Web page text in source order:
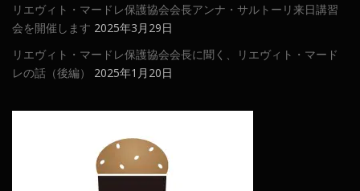
リエヴィト・マードレ保護協会会長アンナ・サルトーリ来日講習
会を開催します 2025年3月29日
リエヴィト・マードレ保護協会会長に聞く、リエヴィト・マード
レの話（後編）
2025年1月20日